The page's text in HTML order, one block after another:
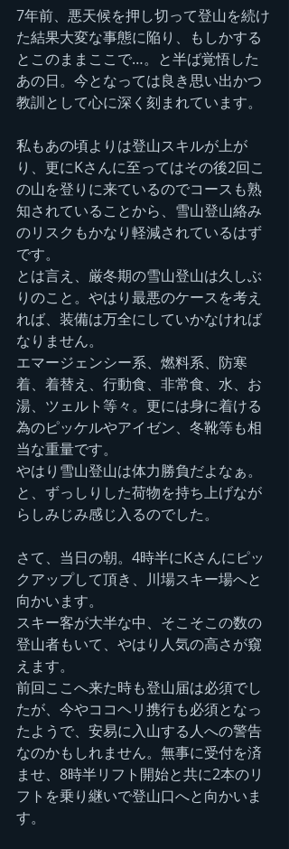
7年前、悪天候を押し切って登山を続け
た結果大変な事態に陥り、もしかする
とこのままここで…。と半ば覚悟した
あの日。今となっては良き思い出かつ
教訓として心に深く刻まれています。
私もあの頃よりは登山スキルが上が
り、更にKさんに至ってはその後2回こ
の山を登りに来ているのでコースも熟
知されていることから、雪山登山絡み
のリスクもかなり軽減されているはず
です。
とは言え、厳冬期の雪山登山は久しぶ
りのこと。やはり最悪のケースを考え
れば、装備は万全にしていかなければ
なりません。
エマージェンシー系、燃料系、防寒
着、着替え、行動食、非常食、水、お
湯、ツェルト等々。更には身に着ける
為のピッケルやアイゼン、冬靴等も相
当な重量です。
やはり雪山登山は体力勝負だよなぁ。
と、ずっしりした荷物を持ち上げなが
らしみじみ感じ入るのでした。
さて、当日の朝。4時半にKさんにピッ
クアップして頂き、川場スキー場へと
向かいます。
スキー客が大半な中、そこそこの数の
登山者もいて、やはり人気の高さが窺
えます。
前回ここへ来た時も登山届は必須でし
たが、今やココヘリ携行も必須となっ
たようで、安易に入山する人への警告
なのかもしれません。無事に受付を済
ませ、8時半リフト開始と共に2本のリ
フトを乗り継いで登山口へと向かいま
す。